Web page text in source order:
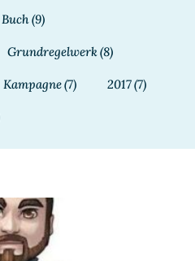
Buch(9)
Grundregelwerk(8)
Kampagne(7) 2017(7)